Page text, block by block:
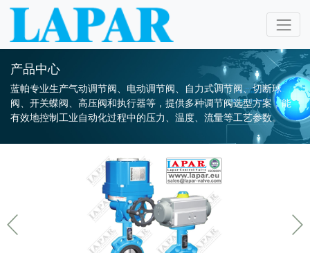
产品中心
蓝帕专业生产气动调节阀、电动调节阀、自力式调节阀、切断球
阀、开关蝶阀、高压阀和执行器等，提供多种调节阀选型方案，能
有效地控制工业自动化过程中的压力、温度、流量等工艺参数。